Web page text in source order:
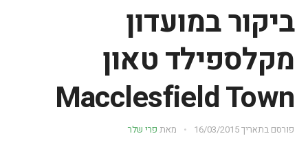
ביקור במועדון
מקלספילד טאון
Macclesfield Town
פורסם בתאריך16/03/2015 מאת פרי שלר